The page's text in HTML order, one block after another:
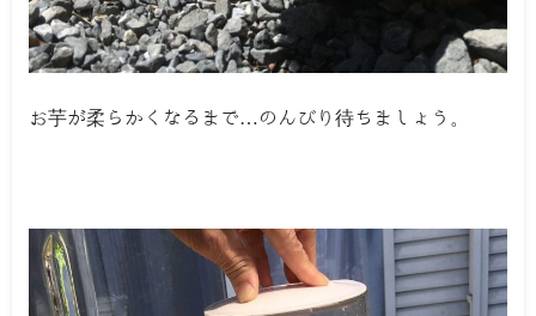
お芋が柔らかくなるまで…のんびり待ちましょう。